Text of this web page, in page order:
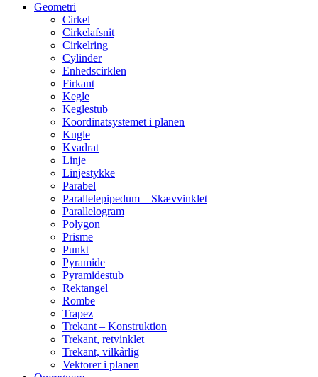
Geometri
Cirkel
Cirkelafsnit
Cirkelring
Cylinder
Enhedscirklen
Firkant
Kegle
Keglestub
Koordinatsystemet i planen
Kugle
Kvadrat
Linje
Linjestykke
Parabel
Parallelepipedum – Skævvinklet
Parallelogram
Polygon
Prisme
Punkt
Pyramide
Pyramidestub
Rektangel
Rombe
Trapez
Trekant – Konstruktion
Trekant, retvinklet
Trekant, vilkårlig
Vektorer i planen